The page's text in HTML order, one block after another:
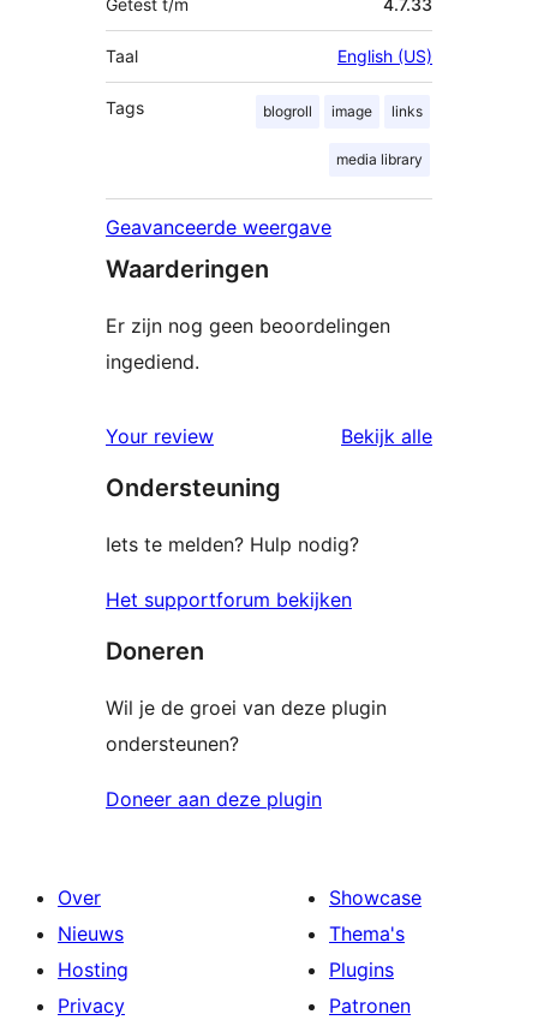
Getest t/m 4.7.33
Taal English (US)
Tags blogroll image links
media library
Geavanceerde weergave
Waarderingen
Er zijn nog geen beoordelingen
ingediend.
Your review Bekijk alle
Ondersteuning
Iets te melden? Hulp nodig?
Het supportforum bekijken
Doneren
Wil je de groei van deze plugin
ondersteunen?
Doneer aan deze plugin
Over
Nieuws
Hosting
Privacy
Showcase
Thema's
Plugins
Patronen